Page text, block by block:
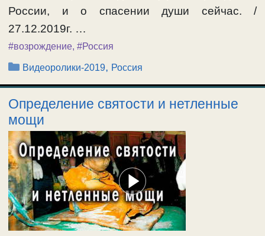
России, и о спасении души сейчас. /
27.12.2019г. …
#возрождение, #Россия
Рубрики
Видеоролики-2019, Россия
Определение святости и нетленные
мощи